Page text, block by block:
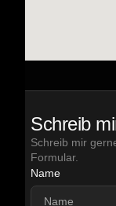
Schreib
Schreib mir
Formular.
Name